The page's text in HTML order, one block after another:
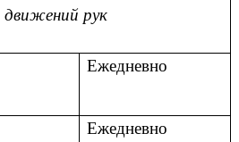
движений рук
Ежедневно
Ежедневно